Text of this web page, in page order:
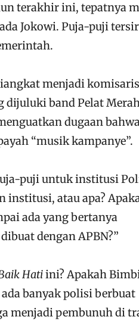
terakhir ini, tepatnya
Jokowi. Puja-puji
menjadi komisaris
dijuluki band Pelat
dugaan
“musik kampanye”.
puji untuk institusi
institusi, atau apa?
ada yang bertanya
dengan APBN?”
Hatiini? Apakah
banyak polisi berbuat
menjadi pembunuh di